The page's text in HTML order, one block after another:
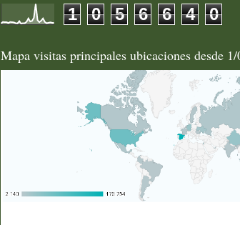
1 0 5 6 6 4 0
Mapa visitas principales ubicaciones desde